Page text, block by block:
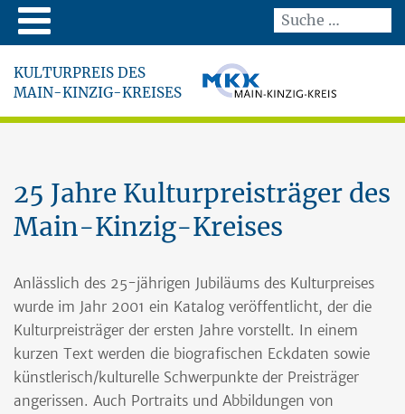
KULTURPREIS DES
MAIN-KINZIG-KREISES
25 Jahre Kulturpreisträger des
Main-Kinzig-Kreises
Anlässlich des 25-jährigen Jubiläums des Kulturpreises
wurde im Jahr 2001 ein Katalog veröffentlicht, der die
Kulturpreisträger der ersten Jahre vorstellt. In einem
kurzen Text werden die biografischen Eckdaten sowie
künstlerisch/kulturelle Schwerpunkte der Preisträger
angerissen. Auch Portraits und Abbildungen von